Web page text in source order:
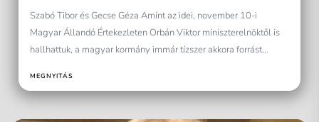
Szabó Tibor és Gecse Géza Amint az idei, november 10-i
Magyar Állandó Értekezleten Orbán Viktor miniszterelnöktől is
hallhattuk, a magyar kormány immár tízszer akkora forrást...
MEGNYITÁS